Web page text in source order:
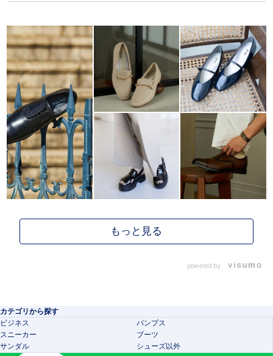
powered by
カテゴリから探す
ビジネス
パンプス
スニーカー
ブーツ
サンダル
シューズ以外